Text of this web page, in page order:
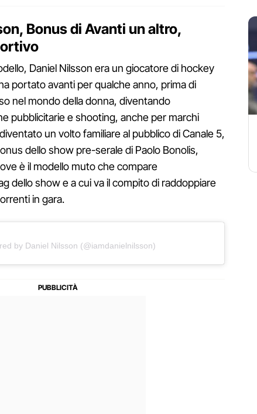
Bonus di Avanti un altro,
Daniel Nilsson era un giocatore di hockey
portato avanti per qualche anno, prima di
nel mondo della donna, diventando
pubblicitarie e shooting, anche per marchi
un volto familiare al pubblico di Canale 5,
dello show pre-serale di Paolo Bonolis,
è il modello muto che compare
dello show e a cui va il compito di raddoppiare
in gara.
by Daniel Nilsson (@iamdanielnilsson)